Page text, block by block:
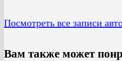
Посмотреть все записи
Вам также может